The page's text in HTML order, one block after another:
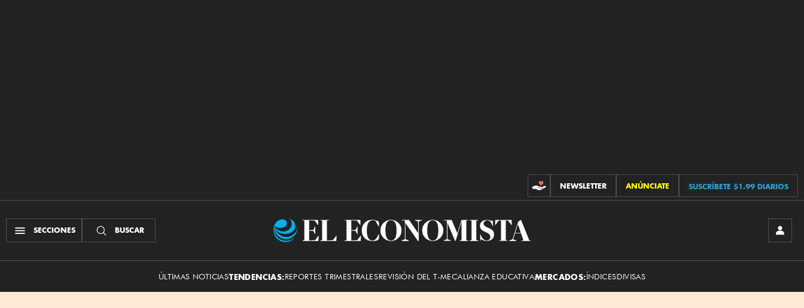
CONTRIBUCIONES
NEWSLETTER ANÚNCIATE SUSCRÍBETE $1.99 DIARIOS
SECCIONES BUSCAR
El
ÚLTIMAS NOTICIASTENDENCIAS:REPORTES TRIMESTRALESREVISIÓN DEL T-MECALIANZA EDUCATIVAMERCADOS:ÍNDICESDIVISAS